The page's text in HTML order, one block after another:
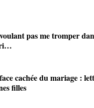
pas me tromper
cachée du mariage :
filles